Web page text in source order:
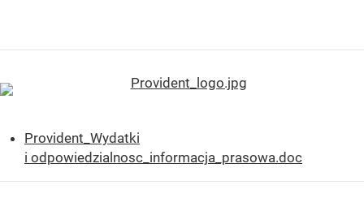
Provident_Wydatki
i odpowiedzialnosc_informacja_prasowa.doc